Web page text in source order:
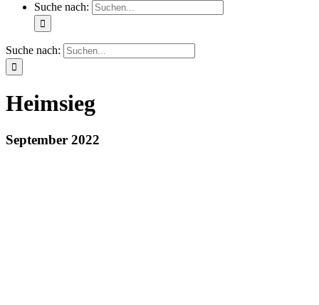
Suche nach:
Suche nach:
Heimsieg
September 2022